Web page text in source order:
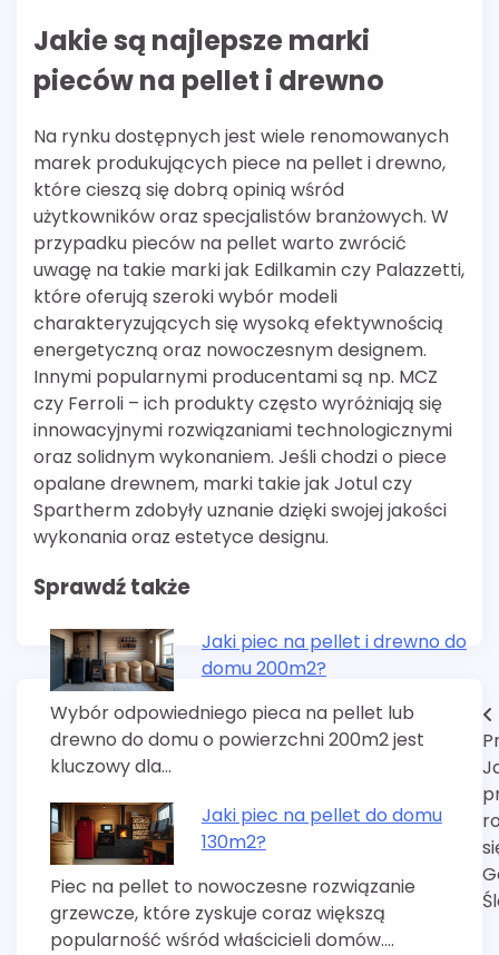
Jakie są najlepsze marki
pieców na pellet i drewno
Na rynku dostępnych jest wiele renomowanych
marek produkujących piece na pellet i drewno,
które cieszą się dobrą opinią wśród
użytkowników oraz specjalistów branżowych. W
przypadku pieców na pellet warto zwrócić
uwagę na takie marki jak Edilkamin czy Palazzetti,
które oferują szeroki wybór modeli
charakteryzujących się wysoką efektywnością
energetyczną oraz nowoczesnym designem.
Innymi popularnymi producentami są np. MCZ
czy Ferroli – ich produkty często wyróżniają się
innowacyjnymi rozwiązaniami technologicznymi
oraz solidnym wykonaniem. Jeśli chodzi o piece
opalane drewnem, marki takie jak Jotul czy
Spartherm zdobyły uznanie dzięki swojej jakości
wykonania oraz estetyce designu.
Sprawdź także
Jaki piec na pellet i drewno do
domu 200m2?
Wybór odpowiedniego pieca na pellet lub
drewno do domu o powierzchni 200m2 jest
kluczowy dla…
Jaki piec na pellet do domu
130m2?
Piec na pellet to nowoczesne rozwiązanie
grzewcze, które zyskuje coraz większą
popularność wśród właścicieli domów.…
Nawigacja
wpisu